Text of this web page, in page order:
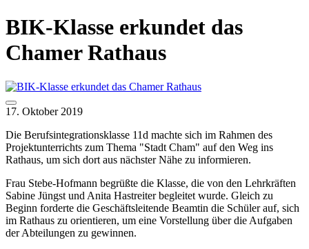
BIK-Klasse erkundet das
Chamer Rathaus
17. Oktober 2019
Die Berufsintegrationsklasse 11d machte sich im Rahmen des
Projektunterrichts zum Thema "Stadt Cham" auf den Weg ins
Rathaus, um sich dort aus nächster Nähe zu informieren.
Frau Stebe-Hofmann begrüßte die Klasse, die von den Lehrkräften
Sabine Jüngst und Anita Hastreiter begleitet wurde. Gleich zu
Beginn forderte die Geschäftsleitende Beamtin die Schüler auf, sich
im Rathaus zu orientieren, um eine Vorstellung über die Aufgaben
der Abteilungen zu gewinnen.